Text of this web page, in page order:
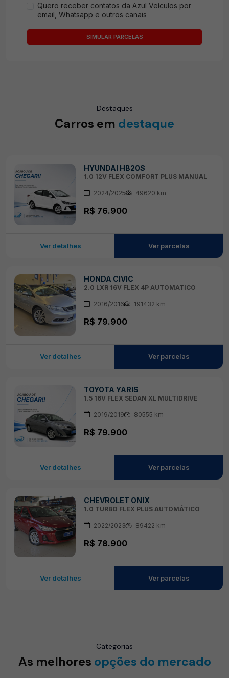
Quero receber contatos da Azul Veículos por
email, Whatsapp e outros canais
SIMULAR PARCELAS
Destaques
Carros em destaque
HYUNDAI HB20S
1.0 12V FLEX COMFORT PLUS MANUAL
2024/2025 49620 km
R$ 76.900
Ver detalhes Ver parcelas
HONDA CIVIC
2.0 LXR 16V FLEX 4P AUTOMATICO
2016/2016 191432 km
R$ 79.900
Ver detalhes Ver parcelas
TOYOTA YARIS
1.5 16V FLEX SEDAN XL MULTIDRIVE
2019/2019 80555 km
R$ 79.900
Ver detalhes Ver parcelas
CHEVROLET ONIX
1.0 TURBO FLEX PLUS AUTOMÁTICO
2022/2023 89422 km
R$ 78.900
Ver detalhes Ver parcelas
Categorias
As melhores opções do mercado